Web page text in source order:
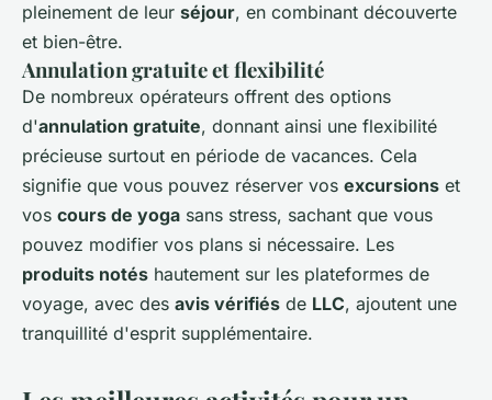
pleinement de leur séjour, en combinant découverte
et bien-être.
Annulation gratuite et flexibilité
De nombreux opérateurs offrent des options
d'annulation gratuite, donnant ainsi une flexibilité
précieuse surtout en période de vacances. Cela
signifie que vous pouvez réserver vos excursions et
vos cours de yoga sans stress, sachant que vous
pouvez modifier vos plans si nécessaire. Les
produits notés hautement sur les plateformes de
voyage, avec des avis vérifiés de LLC, ajoutent une
tranquillité d'esprit supplémentaire.